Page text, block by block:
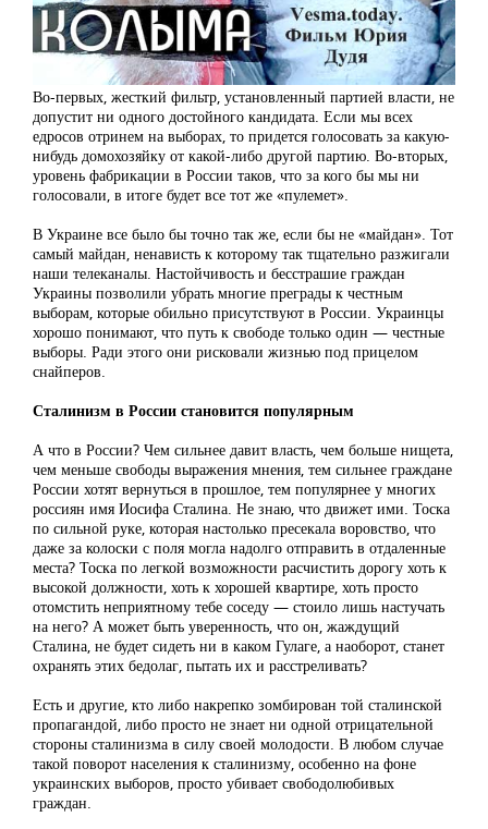
Во-первых, жесткий фильтр, установленный партией власти, не
допустит ни одного достойного кандидата. Если мы всех
едросов отринем на выборах, то придется голосовать за какую-
нибудь домохозяйку от какой-либо другой партию. Во-вторых,
уровень фабрикации в России таков, что за кого бы мы ни
голосовали, в итоге будет все тот же «пулемет».
В Украине все было бы точно так же, если бы не «майдан». Тот
самый майдан, ненависть к которому так тщательно разжигали
наши телеканалы. Настойчивость и бесстрашие граждан
Украины позволили убрать многие преграды к честным
выборам, которые обильно присутствуют в России. Украинцы
хорошо понимают, что путь к свободе только один — честные
выборы. Ради этого они рисковали жизнью под прицелом
снайперов.
Сталинизм в России становится популярным
А что в России? Чем сильнее давит власть, чем больше нищета,
чем меньше свободы выражения мнения, тем сильнее граждане
России хотят вернуться в прошлое, тем популярнее у многих
россиян имя Иосифа Сталина. Не знаю, что движет ими. Тоска
по сильной руке, которая настолько пресекала воровство, что
даже за колоски с поля могла надолго отправить в отдаленные
места? Тоска по легкой возможности расчистить дорогу хоть к
высокой должности, хоть к хорошей квартире, хоть просто
отомстить неприятному тебе соседу — стоило лишь настучать
на него? А может быть уверенность, что он, жаждущий
Сталина, не будет сидеть ни в каком Гулаге, а наоборот, станет
охранять этих бедолаг, пытать их и расстреливать?
Есть и другие, кто либо накрепко зомбирован той сталинской
пропагандой, либо просто не знает ни одной отрицательной
стороны сталинизма в силу своей молодости. В любом случае
такой поворот населения к сталинизму, особенно на фоне
украинских выборов, просто убивает свободолюбивых
граждан.